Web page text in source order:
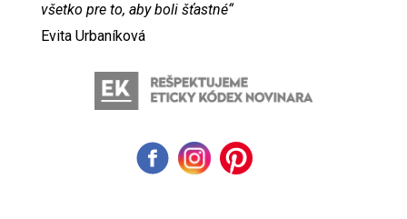
všetko pre to, aby boli šťastné“
Evita Urbaníková